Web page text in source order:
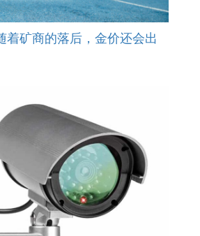
着矿商的落后，金价还会出